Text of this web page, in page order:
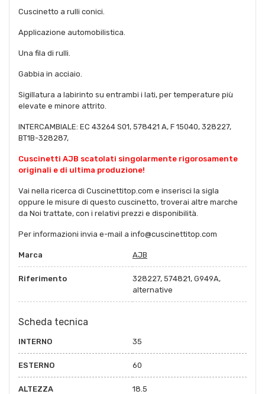
Cuscinetto a rulli conici.
Applicazione automobilistica.
Una fila di rulli.
Gabbia in acciaio.
Sigillatura a labirinto su entrambi i lati, per temperature più
elevate e minore attrito.
INTERCAMBIALE: EC 43264 S01, 578421 A, F 15040, 328227,
BT1B-328287,
Cuscinetti AJB scatolati singolarmente rigorosamente
originali e di ultima produzione!
Vai nella ricerca di Cuscinettitop.com e inserisci la sigla
oppure le misure di questo cuscinetto, troverai altre marche
da Noi trattate, con i relativi prezzi e disponibilità.
Per informazioni invia e-mail a info@cuscinettitop.com
Marca AJB
Riferimento
328227, 574821, G949A,
alternative
Scheda tecnica
INTERNO 35
ESTERNO 60
ALTEZZA 18.5